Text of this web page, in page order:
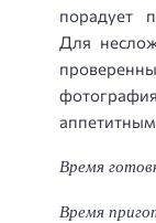
порадует
Для
Время
Время